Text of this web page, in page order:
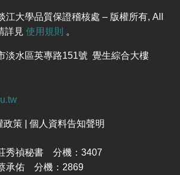
江大學品質保證稽核處 – 版權所有, All
詳見 使用規則 。
淡水區英專路151號 覺生綜合大樓
策 | 個人資料告知聲明
秀禎秘書 分機：3407
承佑 分機：2869